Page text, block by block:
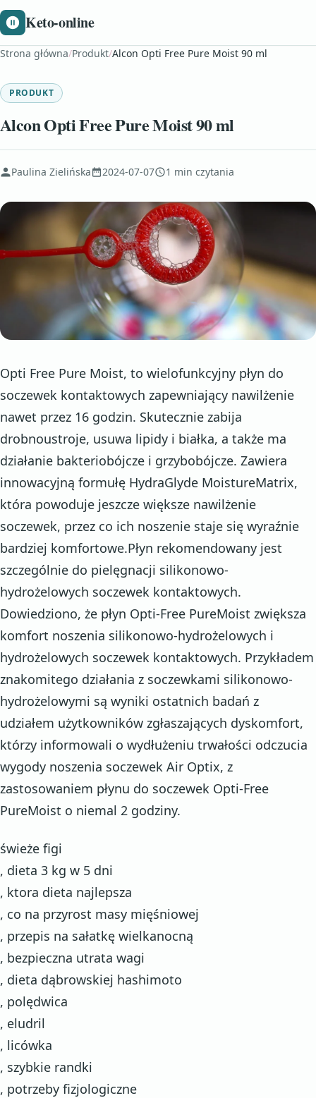
Keto-online
Strona główna/Produkt/Alcon Opti Free Pure Moist 90 ml
PRODUKT
Alcon Opti Free Pure Moist 90 ml
Paulina Zielińska 2024-07-07 1 min czytania
Opti Free Pure Moist, to wielofunkcyjny płyn do
soczewek kontaktowych zapewniający nawilżenie
nawet przez 16 godzin. Skutecznie zabija
drobnoustroje, usuwa lipidy i białka, a także ma
działanie bakteriobójcze i grzybobójcze. Zawiera
innowacyjną formułę HydraGlyde MoistureMatrix,
która powoduje jeszcze większe nawilżenie
soczewek, przez co ich noszenie staje się wyraźnie
bardziej komfortowe.Płyn rekomendowany jest
szczególnie do pielęgnacji silikonowo-
hydrożelowych soczewek kontaktowych.
Dowiedziono, że płyn Opti-Free PureMoist zwiększa
komfort noszenia silikonowo-hydrożelowych i
hydrożelowych soczewek kontaktowych. Przykładem
znakomitego działania z soczewkami silikonowo-
hydrożelowymi są wyniki ostatnich badań z
udziałem użytkowników zgłaszających dyskomfort,
którzy informowali o wydłużeniu trwałości odczucia
wygody noszenia soczewek Air Optix, z
zastosowaniem płynu do soczewek Opti-Free
PureMoist o niemal 2 godziny.
świeże figi
, dieta 3 kg w 5 dni
, ktora dieta najlepsza
, co na przyrost masy mięśniowej
, przepis na sałatkę wielkanocną
, bezpieczna utrata wagi
, dieta dąbrowskiej hashimoto
, polędwica
, eludril
, licówka
, szybkie randki
, potrzeby fizjologiczne